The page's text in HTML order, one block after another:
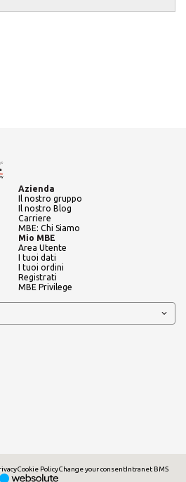
Azienda
Il nostro gruppo
Il nostro Blog
Carriere
MBE: Chi Siamo
Mio MBE
Area Utente
I tuoi dati
I tuoi ordini
Registrati
MBE Privilege
Cookie PolicyChange your consentIntranet BMS
CERCA
OLTRE 500 CENTRI IN